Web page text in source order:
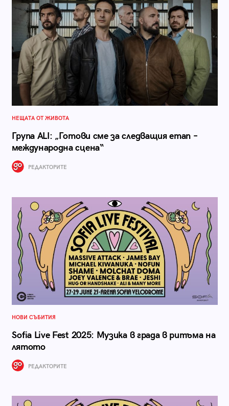
НЕЩАТА ОТ ЖИВОТА
Група ALI: „Готови сме за следващия етап –
международна сцена“
РЕДАКТОРИТЕ
НОВИ СЪБИТИЯ
Sofia Live Fest 2025: Mузика в града в ритъма на
лятото
РЕДАКТОРИТЕ